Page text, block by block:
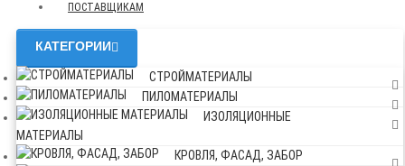
ПОСТАВЩИКАМ
КАТЕГОРИИ
СТРОЙМАТЕРИАЛЫ
ПИЛОМАТЕРИАЛЫ
ИЗОЛЯЦИОННЫЕ
МАТЕРИАЛЫ
КРОВЛЯ, ФАСАД, ЗАБОР